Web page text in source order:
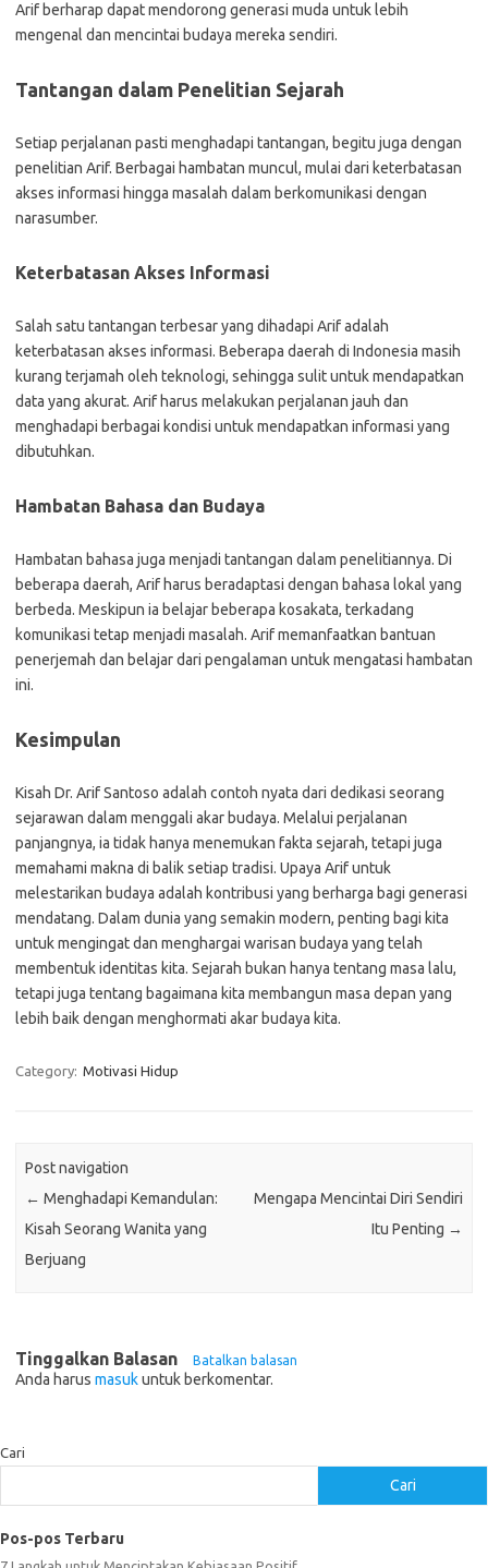
Arif berharap dapat mendorong generasi muda untuk lebih
mengenal dan mencintai budaya mereka sendiri.
Tantangan dalam Penelitian Sejarah
Setiap perjalanan pasti menghadapi tantangan, begitu juga dengan
penelitian Arif. Berbagai hambatan muncul, mulai dari keterbatasan
akses informasi hingga masalah dalam berkomunikasi dengan
narasumber.
Keterbatasan Akses Informasi
Salah satu tantangan terbesar yang dihadapi Arif adalah
keterbatasan akses informasi. Beberapa daerah di Indonesia masih
kurang terjamah oleh teknologi, sehingga sulit untuk mendapatkan
data yang akurat. Arif harus melakukan perjalanan jauh dan
menghadapi berbagai kondisi untuk mendapatkan informasi yang
dibutuhkan.
Hambatan Bahasa dan Budaya
Hambatan bahasa juga menjadi tantangan dalam penelitiannya. Di
beberapa daerah, Arif harus beradaptasi dengan bahasa lokal yang
berbeda. Meskipun ia belajar beberapa kosakata, terkadang
komunikasi tetap menjadi masalah. Arif memanfaatkan bantuan
penerjemah dan belajar dari pengalaman untuk mengatasi hambatan
ini.
Kesimpulan
Kisah Dr. Arif Santoso adalah contoh nyata dari dedikasi seorang
sejarawan dalam menggali akar budaya. Melalui perjalanan
panjangnya, ia tidak hanya menemukan fakta sejarah, tetapi juga
memahami makna di balik setiap tradisi. Upaya Arif untuk
melestarikan budaya adalah kontribusi yang berharga bagi generasi
mendatang. Dalam dunia yang semakin modern, penting bagi kita
untuk mengingat dan menghargai warisan budaya yang telah
membentuk identitas kita. Sejarah bukan hanya tentang masa lalu,
tetapi juga tentang bagaimana kita membangun masa depan yang
lebih baik dengan menghormati akar budaya kita.
Category: Motivasi Hidup
Post navigation
← Menghadapi Kemandulan:
Kisah Seorang Wanita yang
Berjuang
Mengapa Mencintai Diri Sendiri
Itu Penting →
Tinggalkan Balasan Batalkan balasan
Anda harus masukuntuk berkomentar.
Cari
Cari
Pos-pos Terbaru